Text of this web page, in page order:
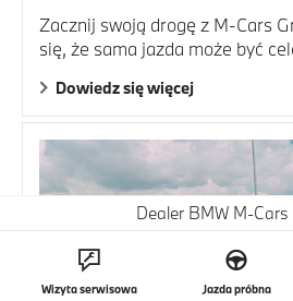
Zacznij swoją drogę z M-Cars
się, że sama jazda może być
Dowiedz się więcej
Dealer BMW M-
Wizyta serwisowa Jazda próbna